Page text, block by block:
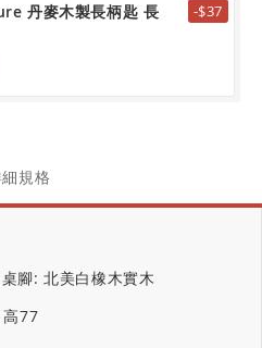
丹麥木製長柄匙 長
-$37
規格
腳: 北美白橡木實木
77